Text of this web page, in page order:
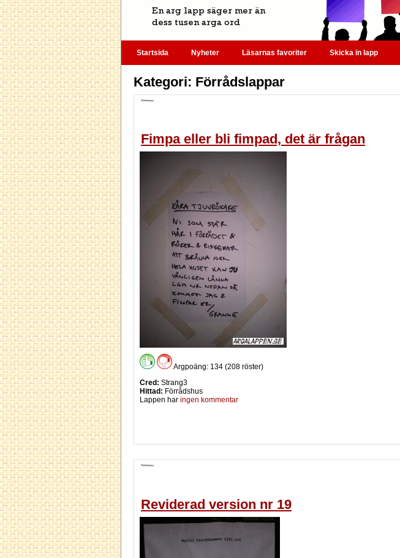
Startsida Nyheter Läsarnas favoriter Skicka in lapp
Kategori: Förrådslappar
Fimpa eller bli fimpad, det är frågan
Argpoäng: 134 (208 röster)
Cred: Strang3
Hittad: Förrådshus
Lappen har ingen kommentar
Reviderad version nr 19